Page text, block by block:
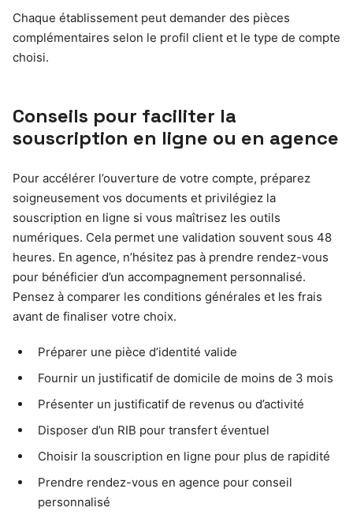
Chaque établissement peut demander des pièces
complémentaires selon le profil client et le type de compte
choisi.
Conseils pour faciliter la
souscription en ligne ou en agence
Pour accélérer l’ouverture de votre compte, préparez
soigneusement vos documents et privilégiez la
souscription en ligne si vous maîtrisez les outils
numériques. Cela permet une validation souvent sous 48
heures. En agence, n’hésitez pas à prendre rendez-vous
pour bénéficier d’un accompagnement personnalisé.
Pensez à comparer les conditions générales et les frais
avant de finaliser votre choix.
Préparer une pièce d’identité valide
Fournir un justificatif de domicile de moins de 3 mois
Présenter un justificatif de revenus ou d’activité
Disposer d’un RIB pour transfert éventuel
Choisir la souscription en ligne pour plus de rapidité
Prendre rendez-vous en agence pour conseil
personnalisé